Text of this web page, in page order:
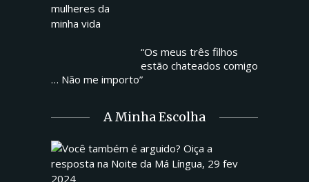
“Os meus três filhos
estão chateados comigo
… Não me importo”
A Minha Escolha